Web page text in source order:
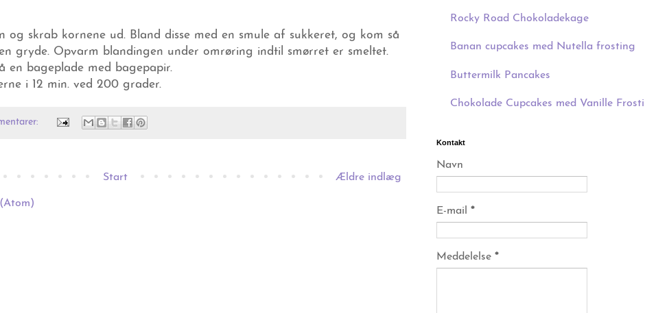
og skrab kornene ud. Bland disse med en smule af sukkeret, og kom så
gryde. Opvarm blandingen under omrøring indtil smørret er smeltet.
en bageplade med bagepapir.
i 12 min. ved 200 grader.
Ældre indlæg
Start
Rocky Road Chokoladekage
Banan cupcakes med Nutella frosting
Buttermilk Pancakes
Chokolade Cupcakes med Vanille
Kontakt
Navn
E-mail *
Meddelelse *